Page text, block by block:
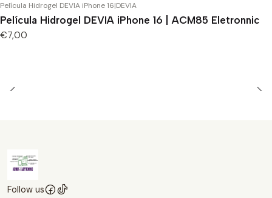
Película Hidrogel DEVIA iPhone 16|DEVIA
Película Hidrogel DEVIA iPhone 16 | ACM85 Eletronnic
€7,00
Follow us